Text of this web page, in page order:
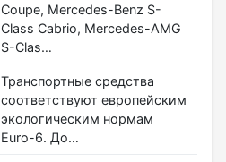
Coupe, Mercedes-Benz S-
Class Cabrio, Mercedes-AMG
S-Clas…
Транспортные средства
соответствуют европейским
экологическим нормам
Euro-6. До…